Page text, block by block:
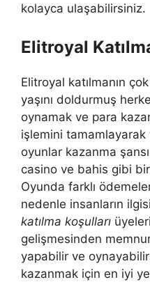
kolayca ulaşabilirsiniz.
Elitroyal
Elitroyal katılmanın
yaşını doldurmuş
oynamak ve para
işlemini tamamlayarak
oyunlar kazanma
casino ve bahis gibi
Oyunda farklı
nedenle insanların
katılma koşulları
gelişmesinden
yapabilir ve
kazanmak için en iyi